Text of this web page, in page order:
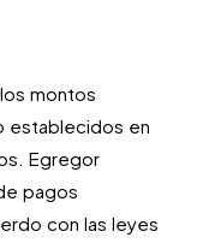
montos
establecidos en
Egregor
pagos
con las leyes